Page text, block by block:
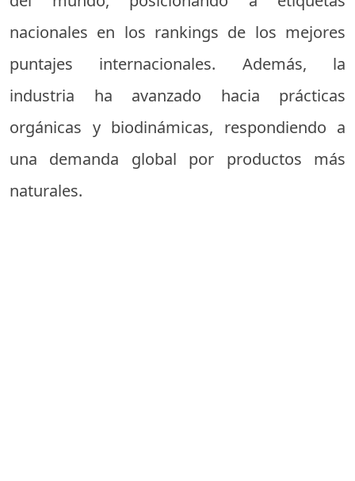
nacionales en los rankings de los mejores
puntajes internacionales. Además, la
industria ha avanzado hacia prácticas
orgánicas y biodinámicas, respondiendo a
una demanda global por productos más
naturales.